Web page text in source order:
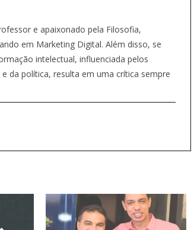
e apaixonado pela Filosofia,
em Marketing Digital. Além disso, se
intelectual, influenciada pelos
da política, resulta em uma crítica sempre